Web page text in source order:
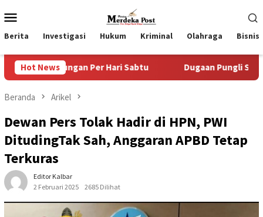
ke
kontenMobile
Berita Investigasi Hukum Kriminal Olahraga Bisnis
Hot News
Hari Sabtu Dugaan Pungli SKAB di BPRD
Beranda Arikel
Dewan Pers Tolak Hadir di HPN, PWI
DitudingTak Sah, Anggaran APBD Tetap
Terkuras
Editor Kalbar
2 Februari 2025
2685 Dilihat